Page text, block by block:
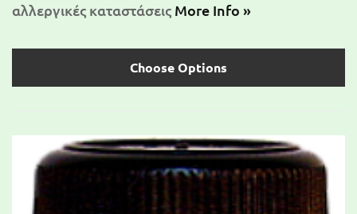
αλλεργικές καταστάσεις More Info »
Choose Options